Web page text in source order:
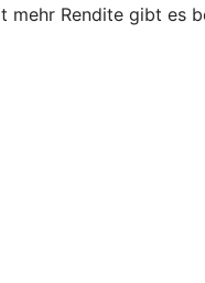
mehr Rendite gibt es